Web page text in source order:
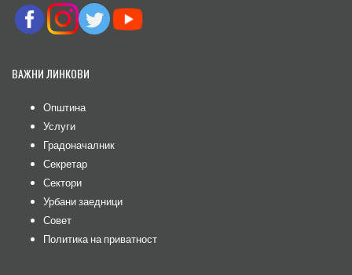
ВАЖНИ ЛИНКОВИ
Општина
Услуги
Градоначалник
Секретар
Сектори
Урбани заедници
Совет
Политика на приватност